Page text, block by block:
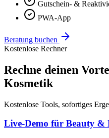
Gutschein- &
PWA-App
Beratung buchen
Kostenlose Rechner
Rechne deinen
Kosmetik
Kostenlose Tools, sofortiges
Live-Demo für Beauty &